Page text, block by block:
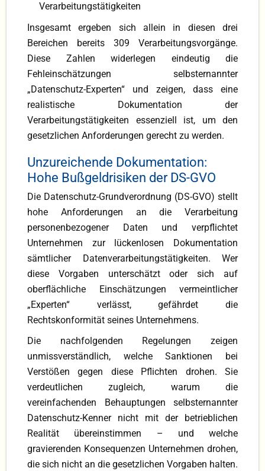
Verarbeitungstätigkeiten
Insgesamt ergeben sich allein in diesen drei
Bereichen bereits 309 Verarbeitungsvorgänge.
Diese Zahlen widerlegen eindeutig die
Fehleinschätzungen selbsternannter
„Datenschutz-Experten“ und zeigen, dass eine
realistische Dokumentation der
Verarbeitungstätigkeiten essenziell ist, um den
gesetzlichen Anforderungen gerecht zu werden.
Unzureichende Dokumentation:
Hohe Bußgeldrisiken der DS-GVO
Die Datenschutz-Grundverordnung (DS-GVO) stellt
hohe Anforderungen an die Verarbeitung
personenbezogener Daten und verpflichtet
Unternehmen zur lückenlosen Dokumentation
sämtlicher Datenverarbeitungstätigkeiten. Wer
diese Vorgaben unterschätzt oder sich auf
oberflächliche Einschätzungen vermeintlicher
„Experten“ verlässt, gefährdet die
Rechtskonformität seines Unternehmens.
Die nachfolgenden Regelungen zeigen
unmissverständlich, welche Sanktionen bei
Verstößen gegen diese Pflichten drohen. Sie
verdeutlichen zugleich, warum die
vereinfachenden Behauptungen selbsternannter
Datenschutz-Kenner nicht mit der betrieblichen
Realität übereinstimmen – und welche
gravierenden Konsequenzen Unternehmen drohen,
die sich nicht an die gesetzlichen Vorgaben halten.